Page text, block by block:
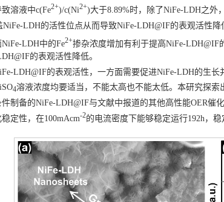
溶液中c(Fe2+)/c(Ni2+)大于8.89%时，除了NiFe-LDH之外
NiFe-LDH的活性位点从而导致NiFe-LDH@IF的表观活性降
LDH中的Fe2+掺杂浓度增加有利于提高NiFe-LDH@IF
的表观活性降低。
LDH@IF的表观活性，一方面需要促进NiFe-LDH的生长
4溶液浓度均要适当，不能太高也不能太低。本研究探索
制备的NiFe-LDH@IF与文献中报道的其他高性能OER
定性，在100mAcm-2的电流密度下能够稳定运行192h，